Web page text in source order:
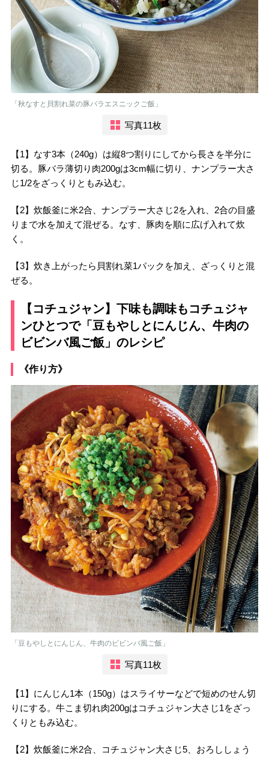
「秋なすと貝割れ菜の豚バラエスニックご飯」
写真11枚
【1】なす3本（240g）は縦8つ割りにしてから長さを半分に
切る。豚バラ薄切り肉200gは3cm幅に切り、ナンプラー大さ
じ1/2をざっくりともみ込む。
【2】炊飯釜に米2合、ナンプラー大さじ2を入れ、2合の目盛
りまで水を加えて混ぜる。なす、豚肉を順に広げ入れて炊
く。
【3】炊き上がったら貝割れ菜1パックを加え、ざっくりと混
ぜる。
【コチュジャン】下味も調味もコチュジャ
ンひとつで「豆もやしとにんじん、牛肉の
ビビンバ風ご飯」のレシピ
《作り方》
「豆もやしとにんじん、牛肉のビビンバ風ご飯」
写真11枚
【1】にんじん1本（150g）はスライサーなどで短めのせん切
りにする。牛こま切れ肉200gはコチュジャン大さじ1をざっ
くりともみ込む。
【2】炊飯釜に米2合、コチュジャン大さじ5、おろししょう